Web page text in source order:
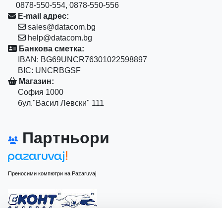
0878-550-554, 0878-550-556
E-mail адрес:
sales@datacom.bg
help@datacom.bg
Банкова сметка:
IBAN: BG69UNCR76301022598897
BIC: UNCRBGSF
Магазин:
София 1000
бул."Васил Левски" 111
Партньори
Преносими компютри на Pazaruvaj